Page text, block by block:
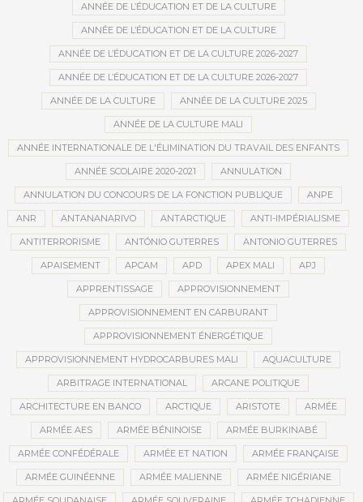
ANNÉE DE L’ÉDUCATION ET DE LA CULTURE
ANNÉE DE L’ÉDUCATION ET DE LA CULTURE
ANNÉE DE L’ÉDUCATION ET DE LA CULTURE 2026-2027
ANNÉE DE L’ÉDUCATION ET DE LA CULTURE 2026-2027
ANNÉE DE LA CULTURE ANNÉE DE LA CULTURE 2025
ANNÉE DE LA CULTURE MALI
ANNÉE INTERNATIONALE DE L'ÉLIMINATION DU TRAVAIL DES ENFANTS
ANNÉE SCOLAIRE 2020-2021 ANNULATION
ANNULATION DU CONCOURS DE LA FONCTION PUBLIQUE ANPE
ANR ANTANANARIVO ANTARCTIQUE ANTI-IMPÉRIALISME
ANTITERRORISME ANTÓNIO GUTERRES ANTONIO GUTERRES
APAISEMENT APCAM APD APEX MALI APJ
APPRENTISSAGE APPROVISIONNEMENT
APPROVISIONNEMENT EN CARBURANT
APPROVISIONNEMENT ÉNERGÉTIQUE
APPROVISIONNEMENT HYDROCARBURES MALI AQUACULTURE
ARBITRAGE INTERNATIONAL ARCANE POLITIQUE
ARCHITECTURE EN BANCO ARCTIQUE ARISTOTE ARMÉE
ARMÉE AES ARMÉE BÉNINOISE ARMÉE BURKINABÉ
ARMÉE CONFÉDÉRALE ARMÉE ET NATION ARMÉE FRANÇAISE
ARMÉE GUINÉENNE ARMÉE MALIENNE ARMÉE NIGÉRIANE